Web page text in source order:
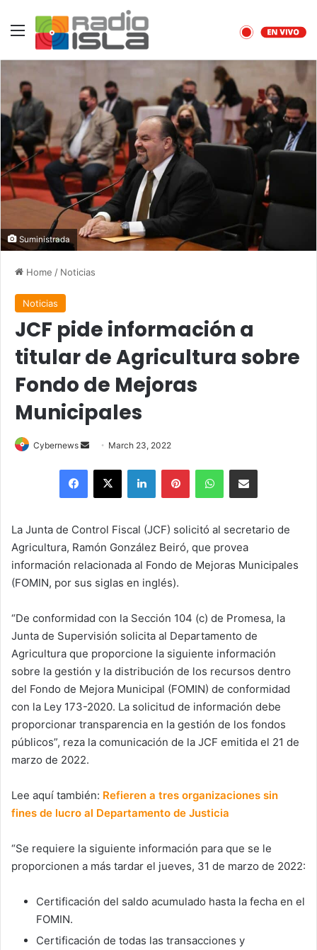
Menu
Suministrada
Home / Noticias
Noticias
JCF pide información a
titular de Agricultura sobre
Fondo de Mejoras
Municipales
Cybernews
Send
email
March 23, 2022
Facebook
X LinkedInPinterestWhatsAppShare via Email
La Junta de Control Fiscal (JCF) solicitó al secretario de
Agricultura, Ramón González Beiró, que provea
información relacionada al Fondo de Mejoras Municipales
(FOMIN, por sus siglas en inglés).
“De conformidad con la Sección 104 (c) de Promesa, la
Junta de Supervisión solicita al Departamento de
Agricultura que proporcione la siguiente información
sobre la gestión y la distribución de los recursos dentro
del Fondo de Mejora Municipal (FOMIN) de conformidad
con la Ley 173-2020. La solicitud de información debe
proporcionar transparencia en la gestión de los fondos
públicos”, reza la comunicación de la JCF emitida el 21 de
marzo de 2022.
Lee aquí también: Refieren a tres organizaciones sin
fines de lucro al Departamento de Justicia
“Se requiere la siguiente información para que se le
proporcionen a más tardar el jueves, 31 de marzo de 2022:
Certificación del saldo acumulado hasta la fecha en el
FOMIN.
Certificación de todas las transacciones y